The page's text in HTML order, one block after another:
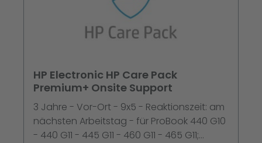
HP Electronic HP Care Pack
Premium+ Onsite Support
3 Jahre - Vor-Ort - 9x5 - Reaktionszeit: am
nächsten Arbeitstag - für ProBook 440 G10
- 440 G11 - 445 G11 - 460 G11 - 465 G11;